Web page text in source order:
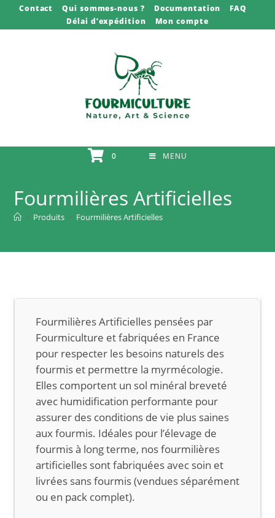
Contact Qui sommes-nous ? Documentation
FAQ
Délai d’expédition
Mon compte
0 MENU
Fourmilières Artificielles
> Produits > Fourmilières Artificielles
Fourmilières Artificielles pensées par
Fourmiculture et fabriquées en France
pour respecter les besoins naturels des
fourmis et permettre la myrmécologie.
Elles comportent un sol minéral breveté
avec humidification performante pour
assurer des conditions de vie plus saines
aux fourmis. Idéales pour l’élevage de
fourmis à long terme, nos fourmilières
artificielles sont fabriquées avec soin et
livrées sans fourmis (vendues séparément
ou en pack complet).